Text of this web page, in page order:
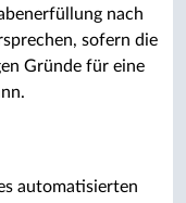
nach
sofern die
Gründe für eine
automatisierten